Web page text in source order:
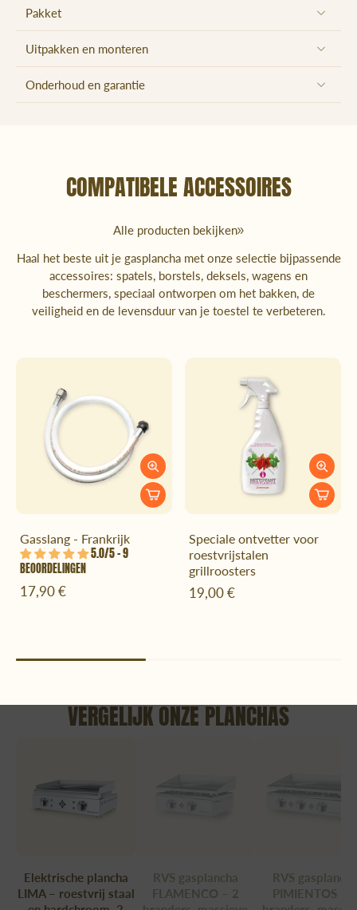
Pakket
Uitpakken en monteren
Onderhoud en garantie
COMPATIBELE ACCESSOIRES
Alle producten bekijken
Haal het beste uit je gasplancha met onze selectie bijpassende
accessoires: spatels, borstels, deksels, wagens en
beschermers, speciaal ontworpen om het bakken, de
veiligheid en de levensduur van je toestel te verbeteren.
Gasslang - Frankrijk
5.0/5 – 9
BEOORDELINGEN
17,90 €
Speciale ontvetter voor
roestvrijstalen
grillroosters
19,00 €
VERGELIJK ONZE PLANCHAS
Elektrische plancha
LIMA – roestvrij staal
RVS gasplancha
FLAMENCO – 2
RVS gasplancha
PIMIENTOS – 3